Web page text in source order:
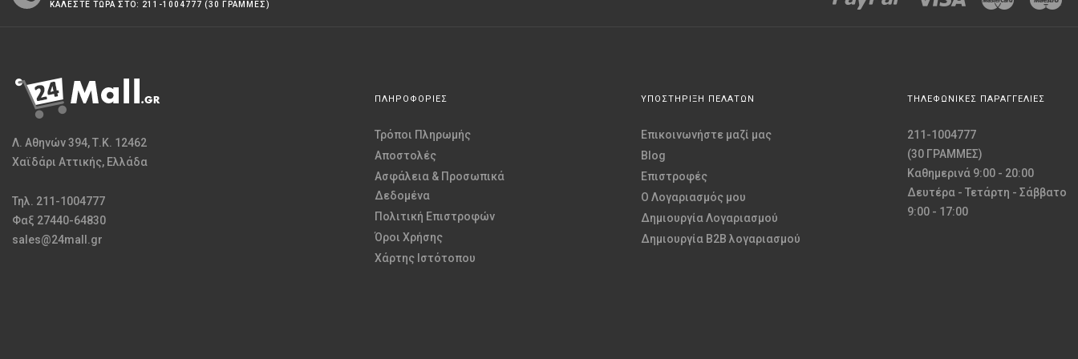
ΚΑΛΕΣΤΕ ΤΩΡΑ ΣΤΟ: 211-1004777 (30 ΓΡΑΜΜΕΣ)
Λ. Αθηνών 394, Τ.Κ. 12462
Χαϊδάρι Αττικής, Ελλάδα
Τηλ. 211-1004777
Φαξ 27440-64830
sales@24mall.gr
ΠΛΗΡΟΦΟΡΙΕΣ
Τρόποι Πληρωμής
Αποστολές
Ασφάλεια & Προσωπικά
Δεδομένα
Πολιτική Επιστροφών
Όροι Χρήσης
Χάρτης Ιστότοπου
ΥΠΟΣΤΗΡΙΞΗ ΠΕΛΑΤΩΝ
Επικοινωνήστε μαζί μας
Blog
Επιστροφές
O Λογαριασμός μου
Δημιουργία Λογαριασμού
Δημιουργία B2B λογαριασμού
ΤΗΛΕΦΩΝΙΚΕΣ ΠΑΡΑΓΓΕΛΙΕΣ
211-1004777
(30 ΓΡΑΜΜΕΣ)
Καθημερινά 9:00 - 20:00
Δευτέρα - Τετάρτη - Σάββατο
9:00 - 17:00